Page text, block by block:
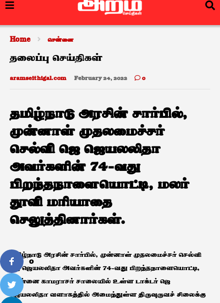
0
Home சென்னை
தலைப்பு செய்திகள்
aramseithigal.com February 24, 2022 0
தமிழ்நாடு அரசின் சார்பில்,
முன்னாள் முதலமைச்சர்
செல்வி ஜெ ஜெயலலிதா
அவர்களின் 74-வது
பிறந்தநாளையொட்டி, மலர்
தூவி மரியாதை
செலுத்தினார்கள்.
தமிழ்நாடு அரசின் சார்பில், முன்னாள் முதலமைச்சர் செல்வி
ஜெ ஜெயலலிதா அவர்களின் 74-வது பிறந்தநாளையொட்டி,
சென்னை காமராசர் சாலையில் உள்ள டாக்டர் ஜெ
ஜெயலலிதா வளாகத்தில் அமைந்துள்ள திருவுருவச் சிலைக்கு